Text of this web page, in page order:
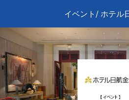
イベント/ ホテル